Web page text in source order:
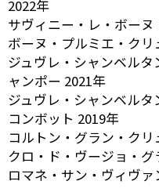
2022年
サヴィニー・レ・ボーヌ
ボーヌ・プルミエ・クリ
ジュヴレ・シャンベル
ャンポー 2021年
ジュヴレ・シャンベルタ
コンボット 2019年
コルトン・グラン・ク
クロ・ド・ヴージョ・
ロマネ・サン・ヴィヴ